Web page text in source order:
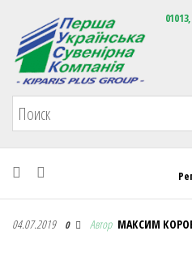
Первая Украинская
Первая Украинская
04.07.2019 0 Автор МАКСИМ